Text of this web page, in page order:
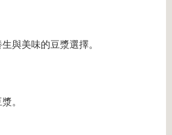
與美味的豆漿選擇。
。